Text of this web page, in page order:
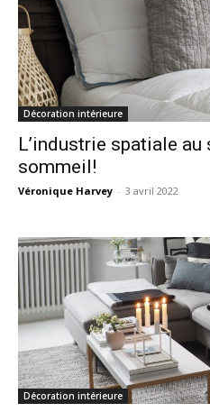
Décoration intérieure
L’industrie spatiale
sommeil!
Véronique Harvey - 3 avril 2022
Décoration intérieure